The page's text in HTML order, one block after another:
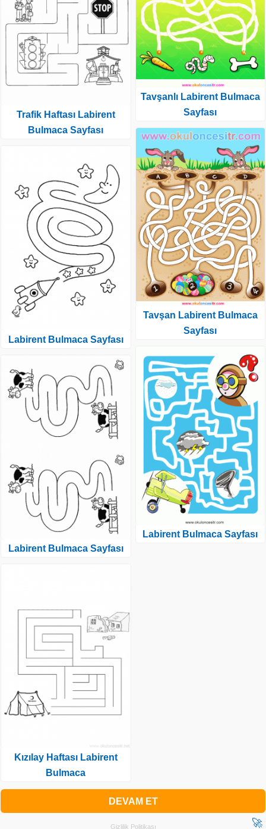
Trafik Haftası Labirent
Bulmaca Sayfası
Labirent Bulmaca Sayfası
Labirent Bulmaca Sayfası
Kızılay Haftası Labirent
Bulmaca
Tavşanlı Labirent Bulmaca
Sayfası
Tavşan Labirent Bulmaca
Sayfası
Labirent Bulmaca Sayfası
DEVAM ET
Gizlilik Politikası 🚀